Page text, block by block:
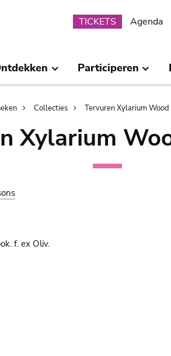
Submenu
TICKETS Agenda
Participeren
Collecties Tervuren Xylarium
Xylarium
f. ex Oliv.